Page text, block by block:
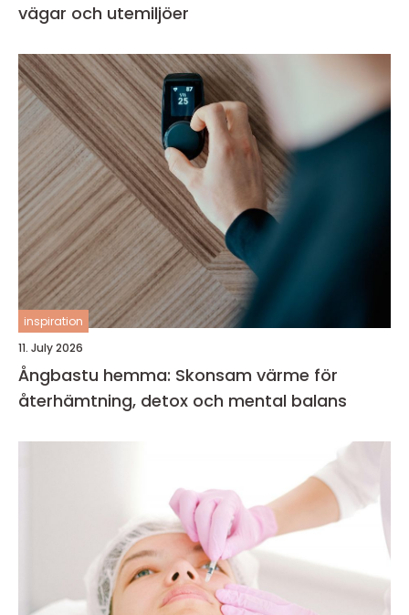
vägar och utemiljöer
inspiration
11. July 2026
Ångbastu hemma: Skonsam värme för
återhämtning, detox och mental balans